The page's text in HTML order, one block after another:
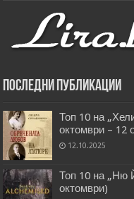
Последни публикации
Топ 10 на
октомври – 12
12.10.2025
Топ 10 на „Ню
октомври)